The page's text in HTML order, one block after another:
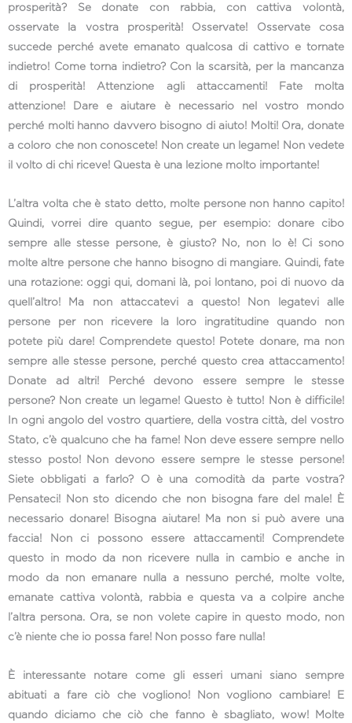
prosperità? Se donate con rabbia, con cattiva volontà,
osservate la vostra prosperità! Osservate! Osservate cosa
succede perché avete emanato qualcosa di cattivo e tornate
indietro! Come torna indietro? Con la scarsità, per la mancanza
di prosperità! Attenzione agli attaccamenti! Fate molta
attenzione! Dare e aiutare è necessario nel vostro mondo
perché molti hanno davvero bisogno di aiuto! Molti! Ora, donate
a coloro che non conoscete! Non create un legame! Non vedete
il volto di chi riceve! Questa è una lezione molto importante!
L’altra volta che è stato detto, molte persone non hanno capito!
Quindi, vorrei dire quanto segue, per esempio: donare cibo
sempre alle stesse persone, è giusto? No, non lo è! Ci sono
molte altre persone che hanno bisogno di mangiare. Quindi, fate
una rotazione: oggi qui, domani là, poi lontano, poi di nuovo da
quell’altro! Ma non attaccatevi a questo! Non legatevi alle
persone per non ricevere la loro ingratitudine quando non
potete più dare! Comprendete questo! Potete donare, ma non
sempre alle stesse persone, perché questo crea attaccamento!
Donate ad altri! Perché devono essere sempre le stesse
persone? Non create un legame! Questo è tutto! Non è difficile!
In ogni angolo del vostro quartiere, della vostra città, del vostro
Stato, c’è qualcuno che ha fame! Non deve essere sempre nello
stesso posto! Non devono essere sempre le stesse persone!
Siete obbligati a farlo? O è una comodità da parte vostra?
Pensateci! Non sto dicendo che non bisogna fare del male! È
necessario donare! Bisogna aiutare! Ma non si può avere una
faccia! Non ci possono essere attaccamenti! Comprendete
questo in modo da non ricevere nulla in cambio e anche in
modo da non emanare nulla a nessuno perché, molte volte,
emanate cattiva volontà, rabbia e questa va a colpire anche
l’altra persona. Ora, se non volete capire in questo modo, non
c’è niente che io possa fare! Non posso fare nulla!
È interessante notare come gli esseri umani siano sempre
abituati a fare ciò che vogliono! Non vogliono cambiare! E
quando diciamo che ciò che fanno è sbagliato, wow! Molte